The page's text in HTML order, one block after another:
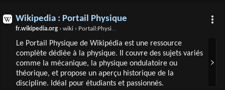
Wikipedia : Portail Physique
fr.wikipedia.org › wiki › Portail:Physique
Le Portail Physique de Wikipédia est une ressource
complète dédiée à la physique. Il couvre des sujets variés
comme la mécanique, la physique ondulatoire ou
théorique, et propose un aperçu historique de la
discipline. Idéal pour étudiants et passionnés.